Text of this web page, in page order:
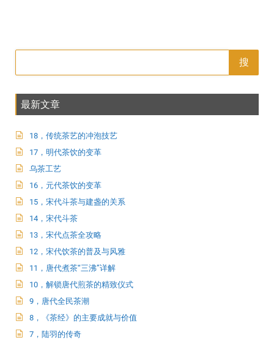
搜
最新文章
18，传统茶艺的冲泡技艺
17，明代茶饮的变革
乌茶工艺
16，元代茶饮的变革
15，宋代斗茶与建盏的关系
14，宋代斗茶
13，宋代点茶全攻略
12，宋代饮茶的普及与风雅
11，唐代煮茶“三沸”详解
10，解锁唐代煎茶的精致仪式
9，唐代全民茶潮
8，《茶经》的主要成就与价值
7，陆羽的传奇